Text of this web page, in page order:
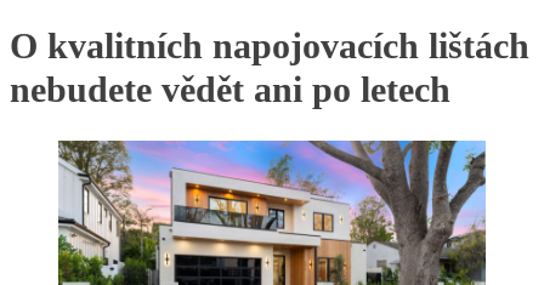
O kvalitních napojovacích lištách
nebudete vědět ani po letech